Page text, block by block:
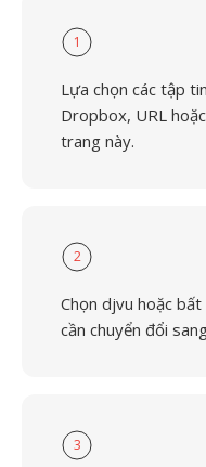
1
Lựa chọn các tập
Dropbox, URL
trang này.
2
Chọn djvu hoặc
cần chuyển đổi
3